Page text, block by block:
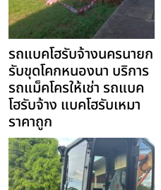
รถแบคโฮรับจ้างนครนายก
รับขุดโคกหนองนา บริการ
รถแม็คโครให้เช่า รถแบค
โฮรับจ้าง แบคโฮรับเหมา
ราคาถูก